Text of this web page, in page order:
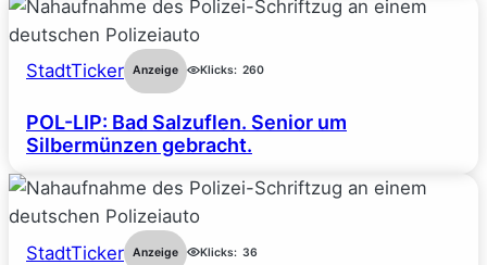
StadtTicker Anzeige Klicks: 260
POL-LIP: Bad Salzuflen. Senior um
Silbermünzen gebracht.
StadtTicker Anzeige Klicks: 36